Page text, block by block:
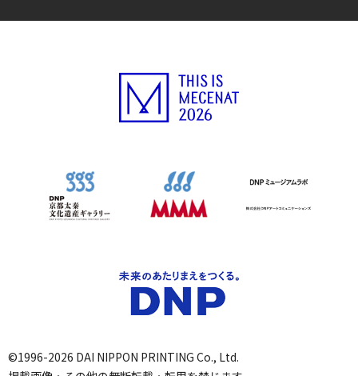
©1996-2026 DAI NIPPON PRINTING Co., Ltd.